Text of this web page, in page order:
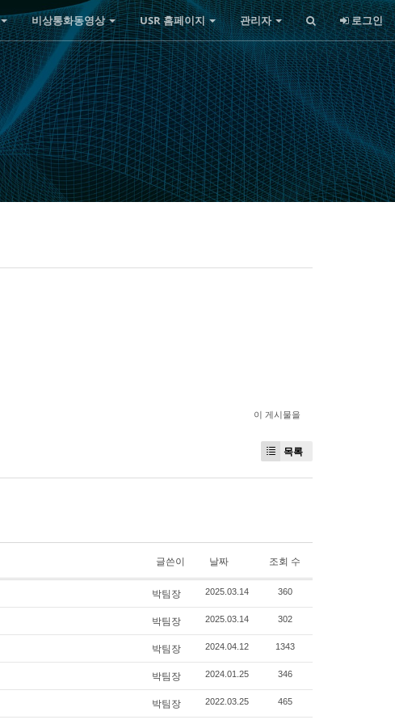
비상통화동영상 USR 홈페이지 관리자 로그인
이 게시물을
목록
글쓴이 날짜 조회 수
박팀장 2025.03.14 360
박팀장 2025.03.14 302
박팀장 2024.04.12 1343
박팀장 2024.01.25 346
박팀장 2022.03.25 465